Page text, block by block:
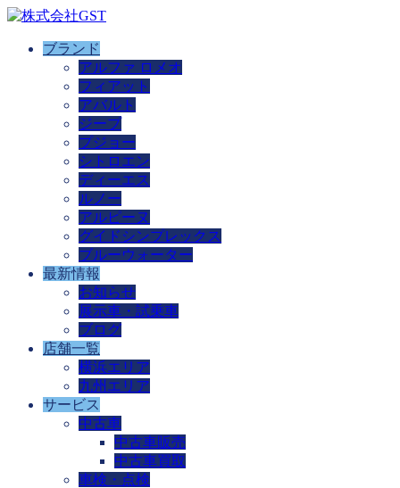
ブランド
アルファ ロメオ
フィアット
アバルト
ジープ
プジョー
シトロエン
ディーエス
ルノー
アルピーヌ
グイドシンプレックス
ブルーウォーター
最新情報
お知らせ
展示車・試乗車
ブログ
店舗一覧
横浜エリア
九州エリア
サービス
中古車
中古車販売
中古車買取
車検・点検